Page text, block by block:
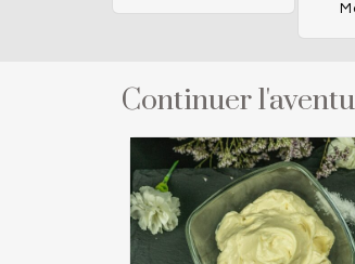
Continuer